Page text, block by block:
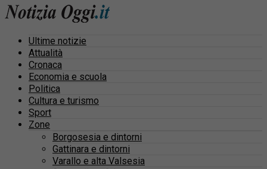
Ultime notizie
Attualità
Cronaca
Economia e scuola
Politica
Cultura e turismo
Sport
Zone
Borgosesia e dintorni
Gattinara e dintorni
Varallo e alta Valsesia